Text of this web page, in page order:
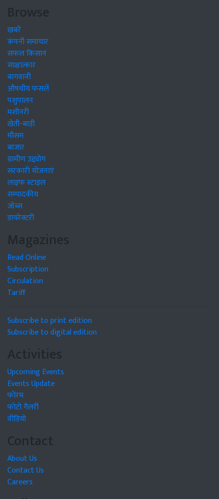
Browse
खबरें
कंपनी समाचार
सफल किसान
साक्षात्कार
बागवानी
औषधीय फसलें
पशुपालन
मशीनरी
खेती-बाड़ी
मौसम
बाजार
ग्रामीण उद्द्योग
सरकारी योजनाएं
लाइफ स्टाइल
सम्पादकीय
जॉब्स
डायरेक्टरी
Magazines
Read Online
Subscription
Circulation
Tariff
Subscribe to print edition
Subscribe to digital edition
Activities
Upcoming Events
Events Update
फोरम
फोटो गैलरी
वीडियो
Contact
About Us
Contact Us
Careers